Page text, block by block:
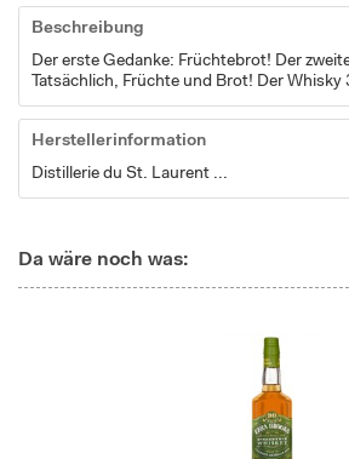
Beschreibung
Der erste Gedanke: Früchtebrot! Der
Tatsächlich, Früchte und Brot! Der Whisky
Herstellerinformation
Distillerie du St. Laurent ...
Da wäre noch was: